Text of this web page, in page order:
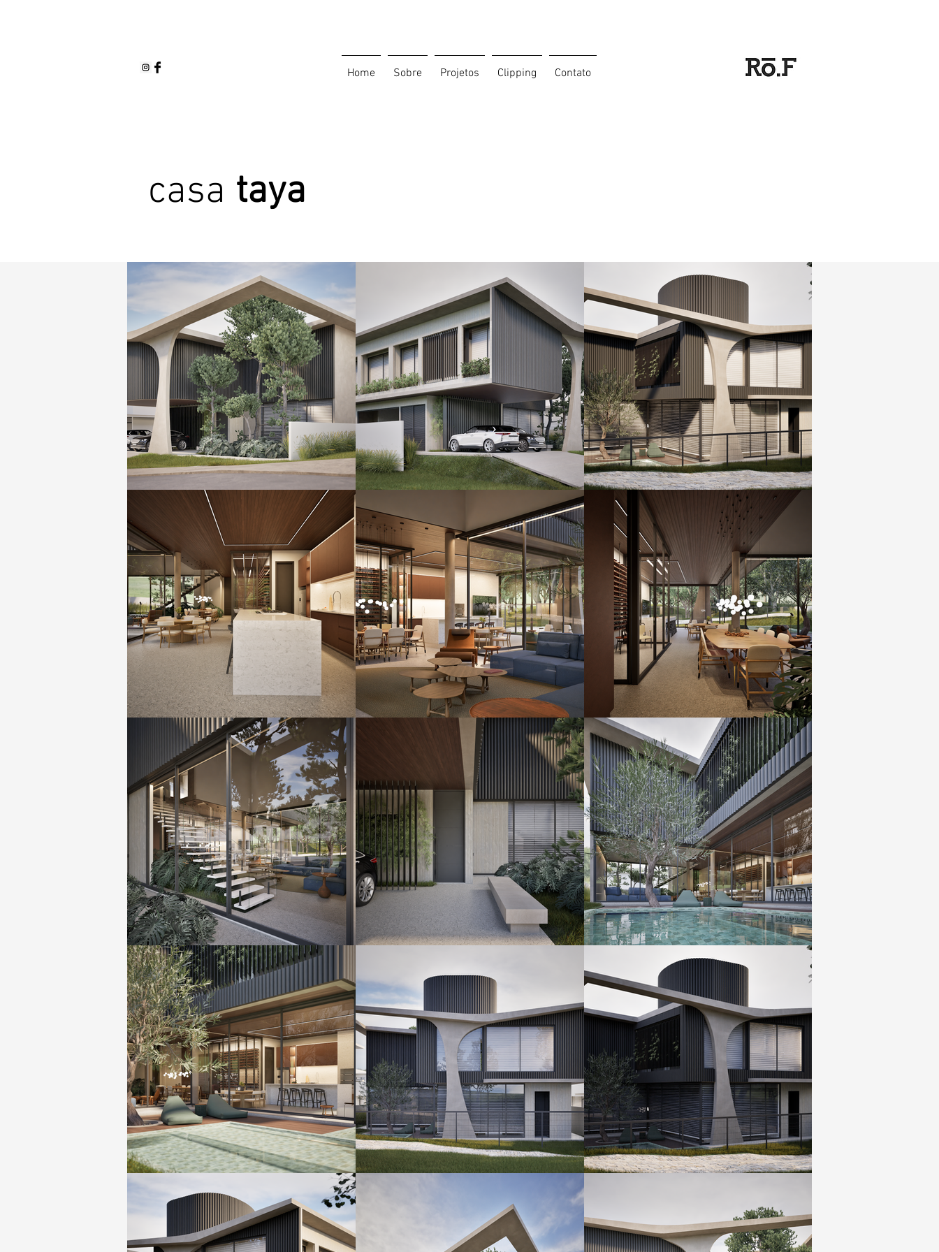
Home Sobre Projetos Clipping Contato
casa taya